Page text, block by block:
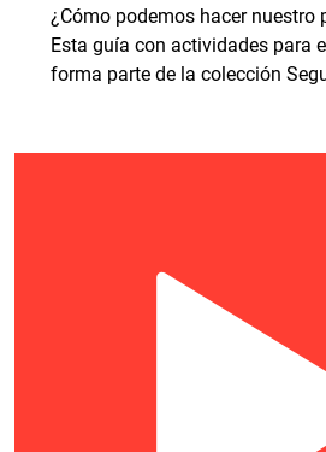
¿Cómo podemos hacer nuestro
Esta guía con actividades para
forma parte de la colección